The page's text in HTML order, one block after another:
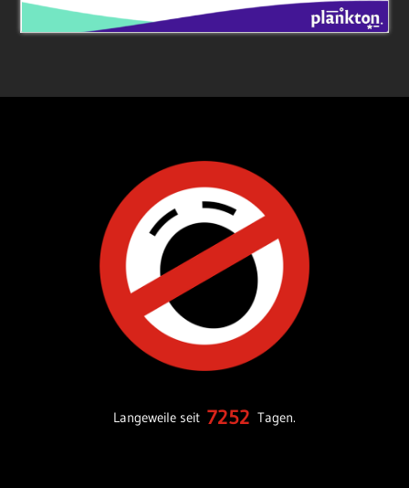
Langeweile seit 7252 Tagen.